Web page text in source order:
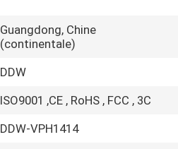
Guangdong, Chine
(continentale)
DDW
ISO9001 ,CE , RoHS , FCC , 3C
DDW-VPH1414